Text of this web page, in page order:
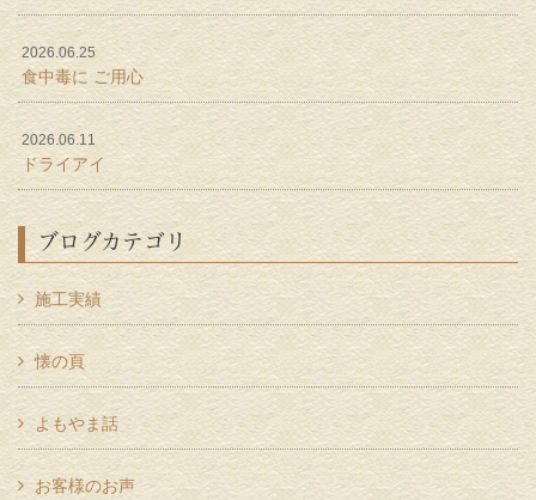
2026.06.25
食中毒に ご用心
2026.06.11
ドライアイ
ブログカテゴリ
施工実績
懐の頁
よもやま話
お客様のお声